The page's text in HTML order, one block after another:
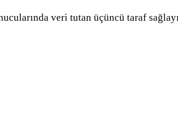
veri tutan üçüncü taraf